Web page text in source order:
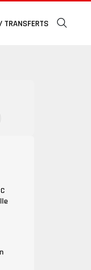
TRANSFERTS